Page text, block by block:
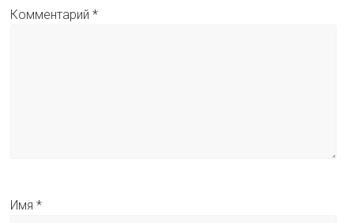
Комментарий*
Имя*